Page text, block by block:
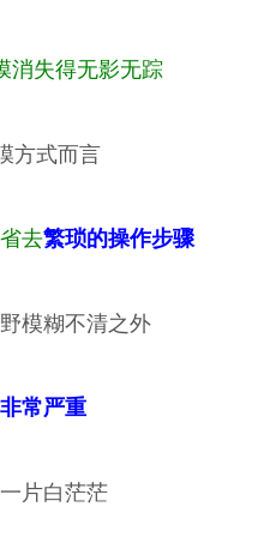
消失得无影无踪
方式而言
去繁琐的操作步骤
模糊不清之外
常严重
片白茫茫